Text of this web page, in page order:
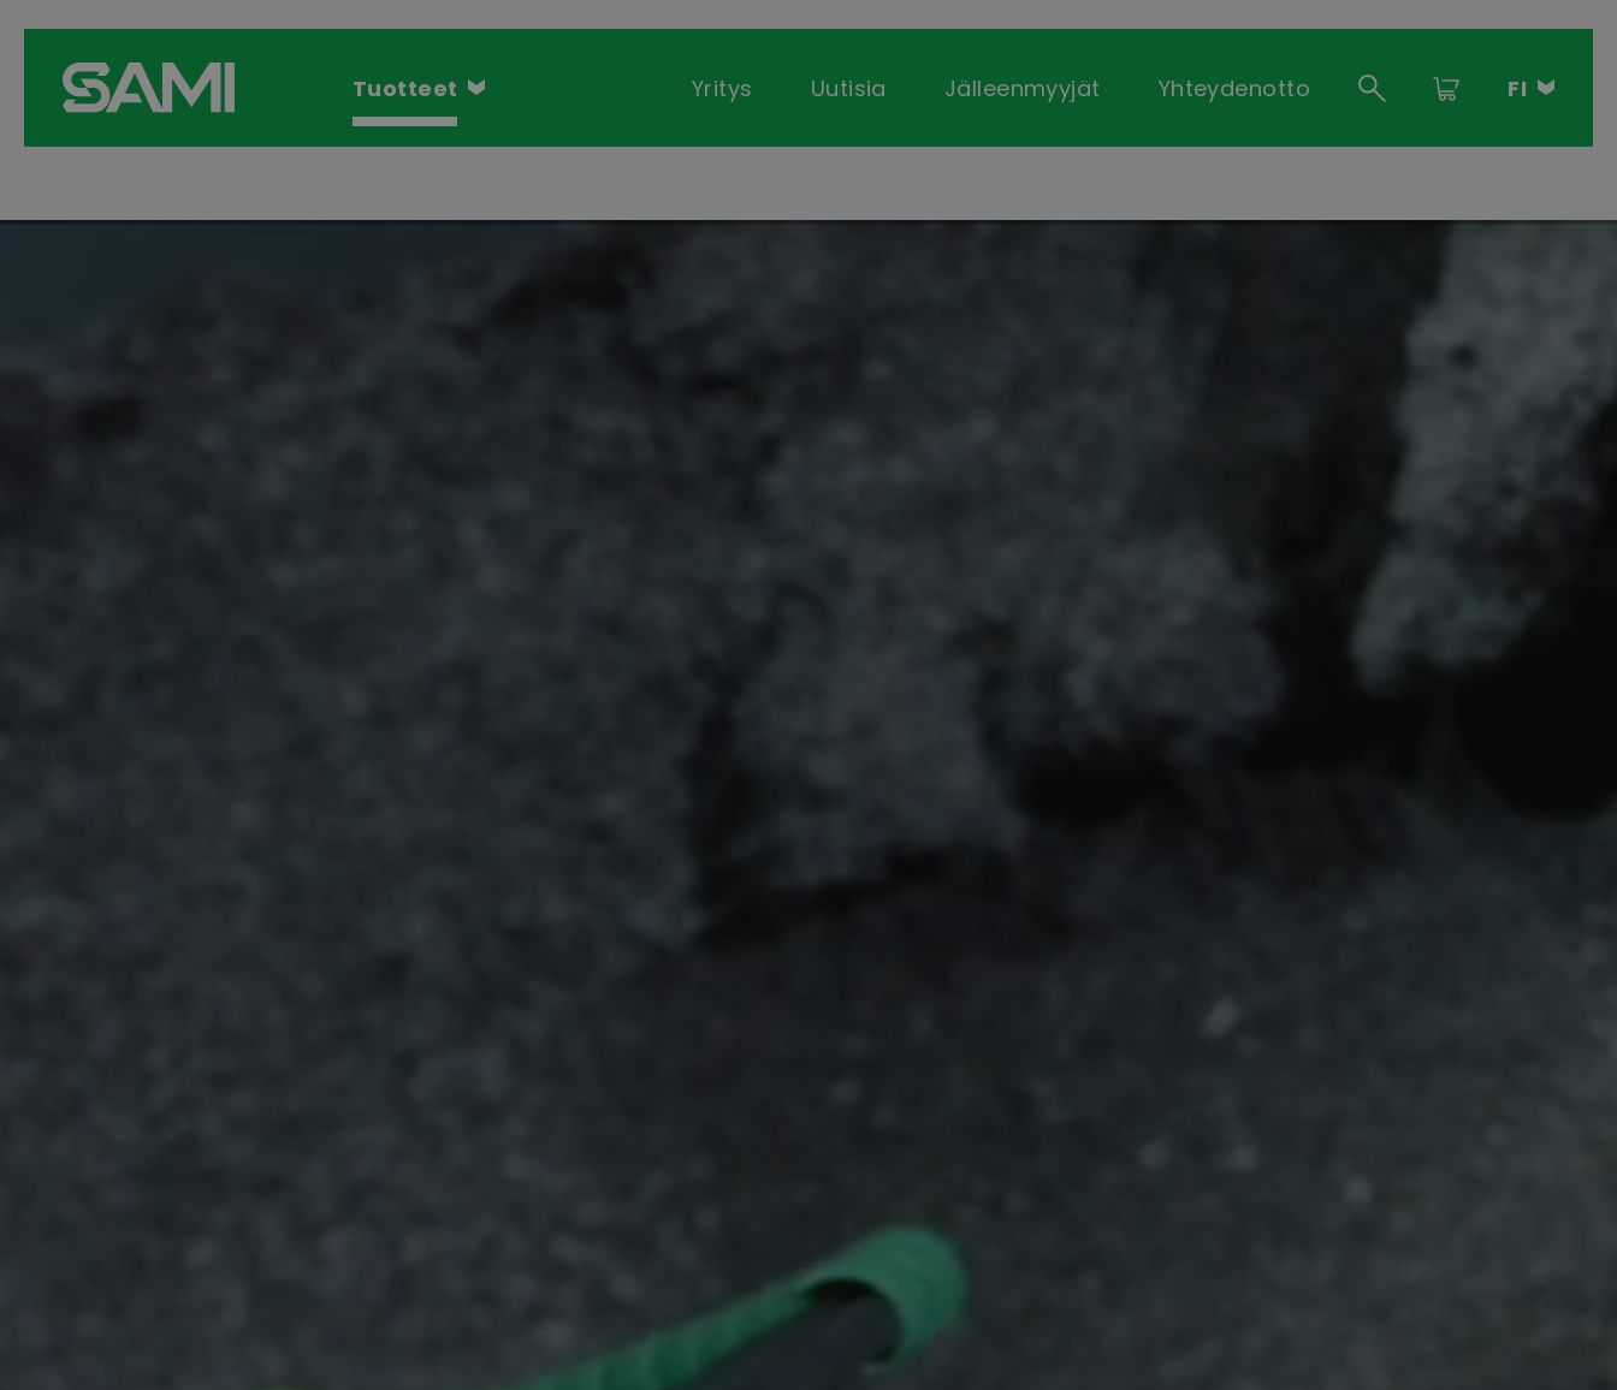
Tuotteet Yritys Uutisia Jälleenmyyjät Yhteydenotto FI